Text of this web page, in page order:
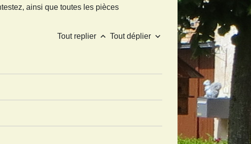
ainsi que toutes les pièces
Tout replier keyboard_arrow_up Tout déplier keyboard_arrow_down